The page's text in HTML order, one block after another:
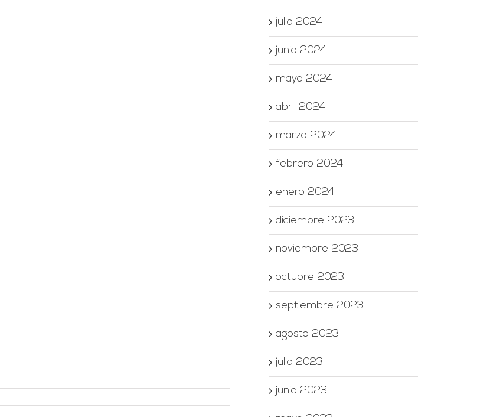
julio 2024
junio 2024
mayo 2024
abril 2024
marzo 2024
febrero 2024
enero 2024
diciembre 2023
noviembre 2023
octubre 2023
septiembre 2023
agosto 2023
julio 2023
junio 2023